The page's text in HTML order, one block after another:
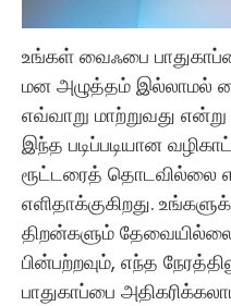
உங்கள் வைஃபை
மன அழுத்தம் இல்லாமல்
எவ்வாறு மாற்றுவது
இந்த படிப்படியான
ரூட்டரைத் தொடவில்லை
எளிதாக்குகிறது.
திறன்களும்
பின்பற்றவும், எந்த
பாதுகாப்பை